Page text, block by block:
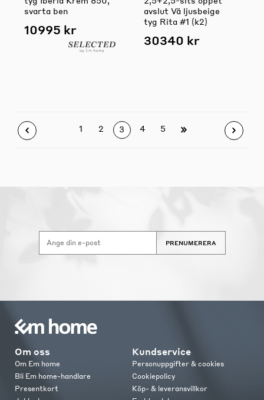
svarta ben
10995 kr
avslut Vä ljusbeige
tyg Rita #1 (k2)
30340 kr
1 2 3 4 5
PRENUMERERA
Om oss
Om Em home
Bli Em home-handlare
Presentkort
Kundservice
Personuppgifter & cookies
Cookiepolicy
Köp- & leveransvillkor